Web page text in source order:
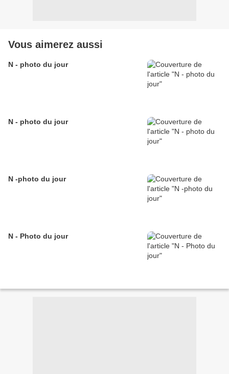
Vous aimerez aussi
N - photo du jour
N - photo du jour
N -photo du jour
N - Photo du jour